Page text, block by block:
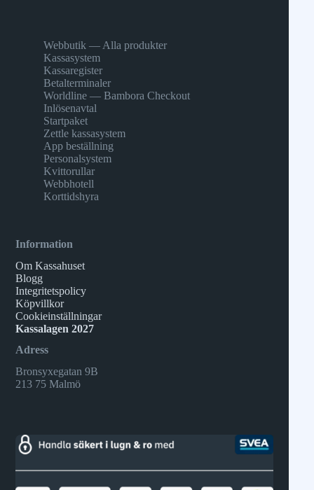
Webbutik — Alla produkter
Kassasystem
Kassaregister
Betalterminaler
Worldline — Bambora Checkout
Inlösenavtal
Startpaket
Zettle kassasystem
App beställning
Personalsystem
Kvittorullar
Webbhotell
Korttidshyra
Information
Om Kassahuset
Blogg
Integritetspolicy
Köpvillkor
Cookieinställningar
Kassalagen 2027
Adress
Bronsyxegatan 9B
213 75 Malmö